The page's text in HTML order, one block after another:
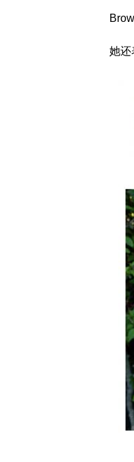
她还